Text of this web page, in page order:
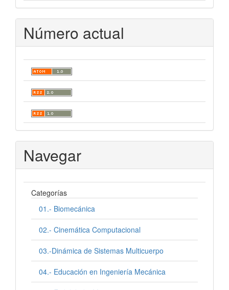
Número actual
Navegar
Categorías
01.- Biomecánica
02.- Cinemática Computacional
03.-Dinámica de Sistemas Multicuerpo
04.- Educación en Ingeniería Mecánica